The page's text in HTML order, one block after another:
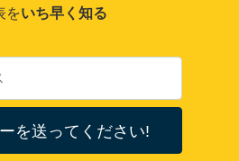
をいち早く知る
を送ってください!